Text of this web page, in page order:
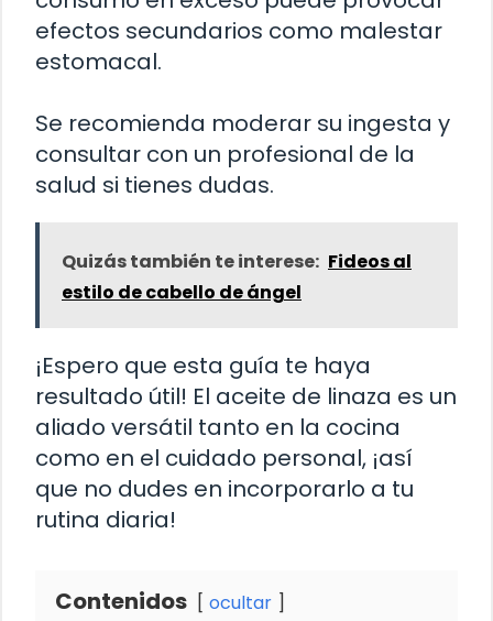
efectos secundarios como malestar
estomacal.
Se recomienda moderar su ingesta y
consultar con un profesional de la
salud si tienes dudas.
Quizás también te interese: Fideos al
estilo de cabello de ángel
¡Espero que esta guía te haya
resultado útil! El aceite de linaza es un
aliado versátil tanto en la cocina
como en el cuidado personal, ¡así
que no dudes en incorporarlo a tu
rutina diaria!
Contenidos ocultar